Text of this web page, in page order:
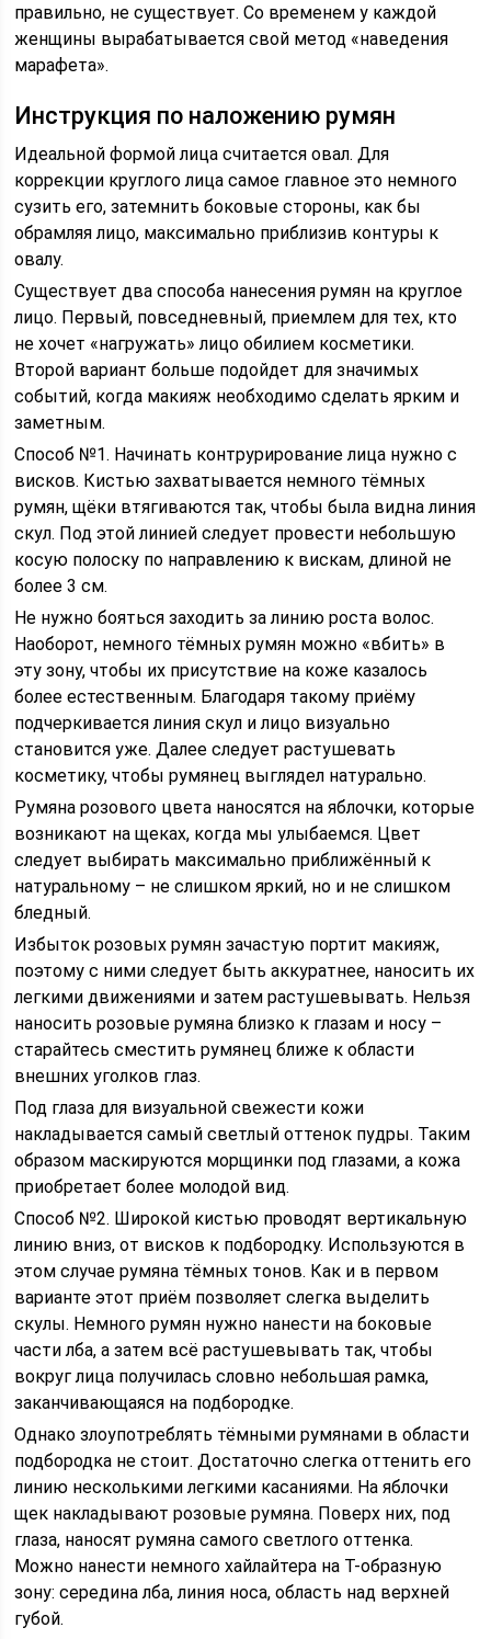
правильно, не существует. Со временем у каждой
женщины вырабатывается свой метод «наведения
марафета».
Инструкция по наложению румян
Идеальной формой лица считается овал. Для
коррекции круглого лица самое главное это немного
сузить его, затемнить боковые стороны, как бы
обрамляя лицо, максимально приблизив контуры к
овалу.
Существует два способа нанесения румян на круглое
лицо. Первый, повседневный, приемлем для тех, кто
не хочет «нагружать» лицо обилием косметики.
Второй вариант больше подойдет для значимых
событий, когда макияж необходимо сделать ярким и
заметным.
Способ №1. Начинать контрурирование лица нужно с
висков. Кистью захватывается немного тёмных
румян, щёки втягиваются так, чтобы была видна линия
скул. Под этой линией следует провести небольшую
косую полоску по направлению к вискам, длиной не
более 3 см.
Не нужно бояться заходить за линию роста волос.
Наоборот, немного тёмных румян можно «вбить» в
эту зону, чтобы их присутствие на коже казалось
более естественным. Благодаря такому приёму
подчеркивается линия скул и лицо визуально
становится уже. Далее следует растушевать
косметику, чтобы румянец выглядел натурально.
Румяна розового цвета наносятся на яблочки, которые
возникают на щеках, когда мы улыбаемся. Цвет
следует выбирать максимально приближённый к
натуральному – не слишком яркий, но и не слишком
бледный.
Избыток розовых румян зачастую портит макияж,
поэтому с ними следует быть аккуратнее, наносить их
легкими движениями и затем растушевывать. Нельзя
наносить розовые румяна близко к глазам и носу –
старайтесь сместить румянец ближе к области
внешних уголков глаз.
Под глаза для визуальной свежести кожи
накладывается самый светлый оттенок пудры. Таким
образом маскируются морщинки под глазами, а кожа
приобретает более молодой вид.
Способ №2. Широкой кистью проводят вертикальную
линию вниз, от висков к подбородку. Используются в
этом случае румяна тёмных тонов. Как и в первом
варианте этот приём позволяет слегка выделить
скулы. Немного румян нужно нанести на боковые
части лба, а затем всё растушевывать так, чтобы
вокруг лица получилась словно небольшая рамка,
заканчивающаяся на подбородке.
Однако злоупотреблять тёмными румянами в области
подбородка не стоит. Достаточно слегка оттенить его
линию несколькими легкими касаниями. На яблочки
щек накладывают розовые румяна. Поверх них, под
глаза, наносят румяна самого светлого оттенка.
Можно нанести немного хайлайтера на Т-образную
зону: середина лба, линия носа, область над верхней
губой.